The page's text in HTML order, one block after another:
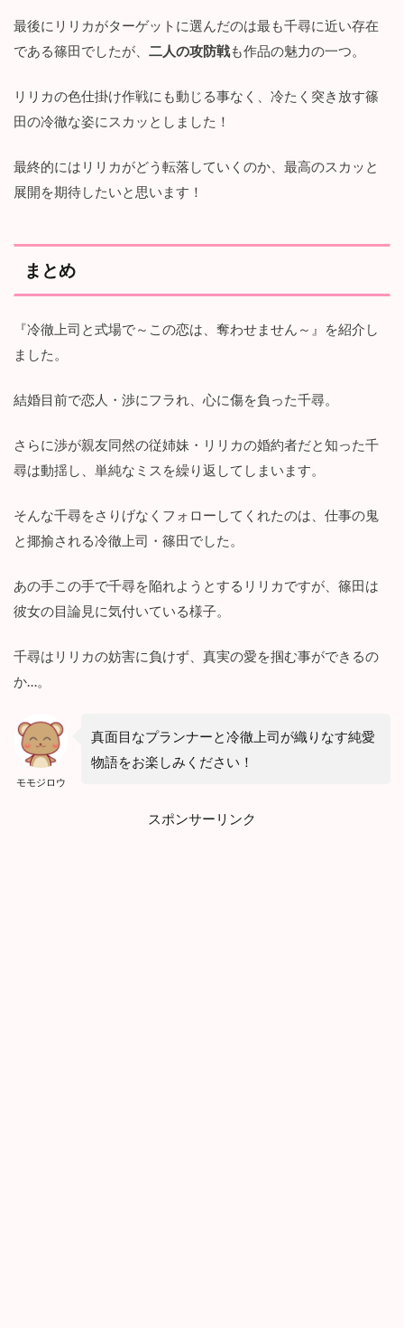
最後にリリカがターゲットに選んだのは最も千尋に近い存在
である篠田でしたが、 二人の攻防戦も作品の魅力の一つ。
リリカの色仕掛け作戦にも動じる事なく、冷たく突き放す篠
田の冷徹な姿にスカッとしました！
最終的にはリリカがどう転落していくのか、最高のスカッと
展開を期待したいと思います！
まとめ
『冷徹上司と式場で～この恋は、奪わせません～』を紹介し
ました。
結婚目前で恋人・渉にフラれ、心に傷を負った千尋。
さらに渉が親友同然の従姉妹・リリカの婚約者だと知った千
尋は動揺し、単純なミスを繰り返してしまいます。
そんな千尋をさりげなくフォローしてくれたのは、仕事の鬼
と揶揄される冷徹上司・篠田でした。
あの手この手で千尋を陥れようとするリリカですが、篠田は
彼女の目論見に気付いている様子。
千尋はリリカの妨害に負けず、真実の愛を掴む事ができるの
か…。
モモジロウ
真面目なプランナーと冷徹上司が織りなす純愛
物語をお楽しみください！
スポンサーリンク